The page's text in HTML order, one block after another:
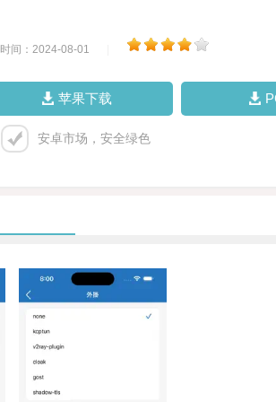
时间：2024-08-01
苹果下载
安卓市场，安全绿色